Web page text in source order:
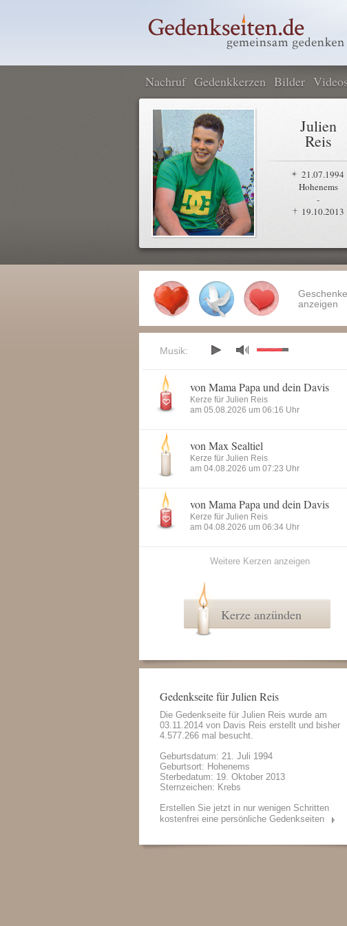
Nachruf Gedenkkerzen Bilder Videos
Julien
Reis
21.07.1994
Hohenems
-
19.10.2013
Geschenke
anzeigen
Musik:
von Mama Papa und dein Davis
Kerze für Julien Reis
am 05.08.2026 um 06:16 Uhr
von Max Sealtiel
Kerze für Julien Reis
am 04.08.2026 um 07:23 Uhr
von Mama Papa und dein Davis
Kerze für Julien Reis
am 04.08.2026 um 06:34 Uhr
Weitere Kerzen anzeigen
Kerze anzünden
Gedenkseite für Julien Reis
Die Gedenkseite für Julien Reis wurde am
03.11.2014 von Davis Reis erstellt und bisher
4.577.266 mal besucht.
Geburtsdatum: 21. Juli 1994
Geburtsort: Hohenems
Sterbedatum: 19. Oktober 2013
Sternzeichen: Krebs
Erstellen Sie jetzt in nur wenigen Schritten
kostenfrei eine persönliche Gedenkseiten